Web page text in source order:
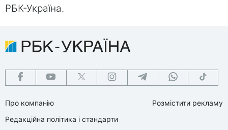
РБК-Україна.
Про компанію
Редакційна політика і стандарти
Розмістити рекламу